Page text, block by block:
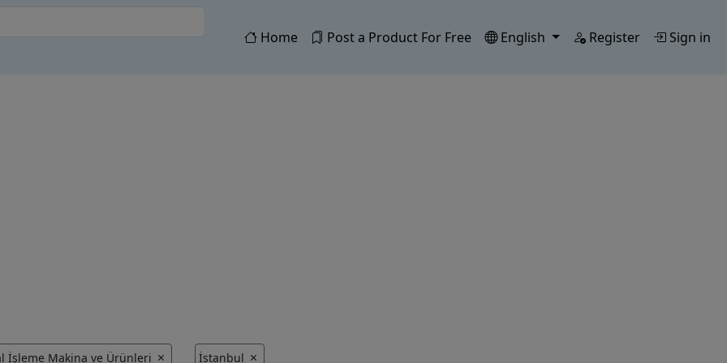
Home Post a Product For Free English Register Sign in
İşleme Makina ve Ürünleri İstanbul